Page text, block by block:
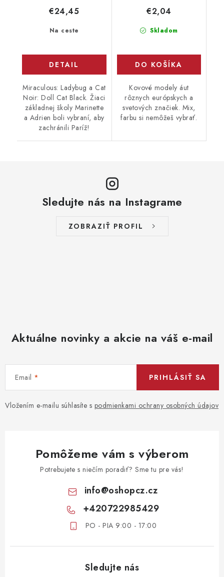
Na ceste
€24,45
DETAIL
Miraculous: Ladybug a Cat
Noir: Doll Cat Black. Žiaci
základnej školy Marinette
a Adrien boli vybraní, aby
zachránili Paríž!
Skladom
€2,04
DO KOŠÍKA
Kovové modely áut
rôznych európskych a
svetových značiek. Mix,
farbu si nemôžeš vybrať.
Sledujte nás na Instagrame
ZOBRAZIŤ PROFIL
Aktuálne novinky a akcie na váš e-mail
Email
Vložením e-mailu súhlasíte s podmienkami ochrany osobných údajov
PRIHLÁSIŤ SA
Pomôžeme vám s výberom
Potrebujete s niečím poradiť? Sme tu pre vás!
info@oshopcz.cz
+420722985429
PO - PIA 9:00 - 17:00